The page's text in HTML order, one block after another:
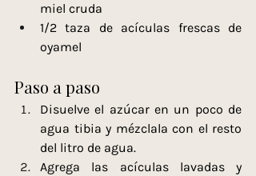
miel cruda
1/2 taza de acículas frescas de
oyamel
Paso a paso
Disuelve el azúcar en un poco de
agua tibia y mézclala con el resto
del litro de agua.
Agrega las acículas lavadas y